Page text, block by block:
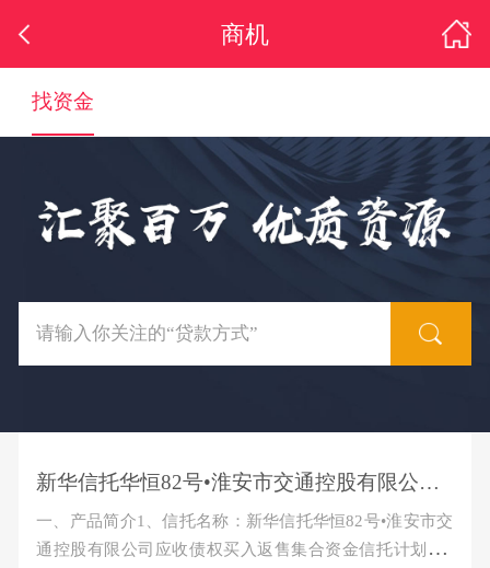
商机
找资金
新华信托华恒82号•淮安市交通控股有限公司应收债权买入返售集合资金信托计划推介公告（第一批次第五期）
一、产品简介1、信托名称：新华信托华恒82号•淮安市交
通控股有限公司应收债权买入返售集合资金信托计划2、